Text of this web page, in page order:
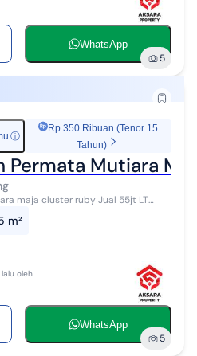
WhatsApp
5
ⓘ
Rp 350 Ribuan (Tenor 15
Tahun)
Permata Mutiara
cluster ruby Jual 55jt LT
m²
oleh
WhatsApp
5